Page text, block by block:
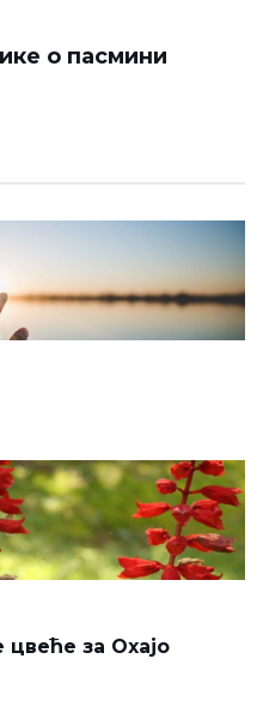
о пасмини
за Охајо